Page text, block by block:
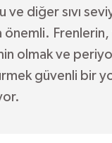
ve diğer sıvı
önemli.
olmak ve
güvenli bir